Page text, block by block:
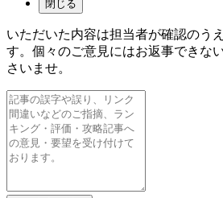
閉じる
いただいた内容は担当者が確認のう
す。個々のご意見にはお返事できな
さいませ。